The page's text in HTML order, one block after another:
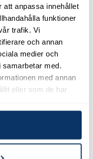
att anpassa innehållet
funktioner
trafik. Vi
och annan
medier och
med.
med annan
eller som de har
AB ut på
våra effektiva och…
i Hässleholm! 🌟
med produkter som gör